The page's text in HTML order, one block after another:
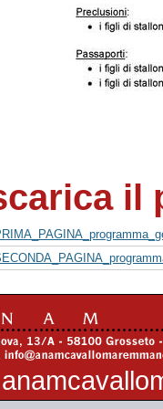
il